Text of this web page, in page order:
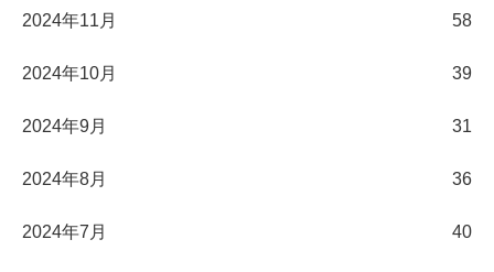
2024年11月 58
2024年10月 39
2024年9月 31
2024年8月 36
2024年7月 40